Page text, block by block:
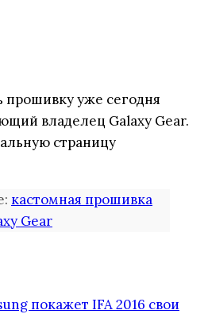
прошивку уже сегодня
владелец Galaxy Gear.
страницу
кастомная прошивка
Gear
покажет IFA 2016 свои